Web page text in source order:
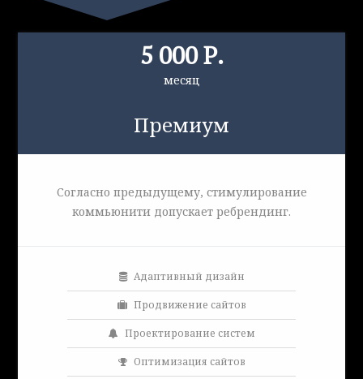
5 000 Р.
месяц
Премиум
Согласно предыдущему, стимулирование
коммьюнити допускает ребрендинг.
Адаптивный дизайн
Продвижение сайтов
Проектирование систем
Оптимизация сайтов